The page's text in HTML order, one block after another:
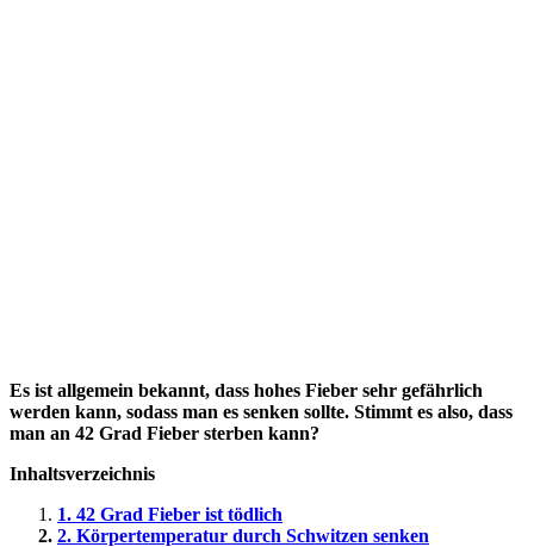
Es ist allgemein bekannt, dass hohes Fieber sehr gefährlich
werden kann, sodass man es senken sollte. Stimmt es also, dass
man an 42 Grad Fieber sterben kann?
Inhaltsverzeichnis
1. 42 Grad Fieber ist tödlich
2. Körpertemperatur durch Schwitzen senken